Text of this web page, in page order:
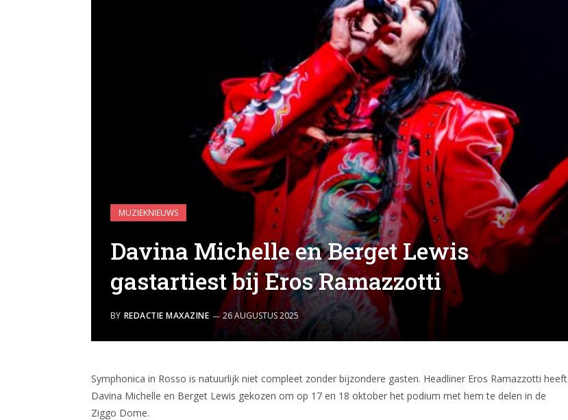
MUZIEKNIEUWS
Davina Michelle en Berget Lewis
gastartiest bij Eros Ramazzotti
BY REDACTIE MAXAZINE 26 AUGUSTUS 2025
Symphonica in Rosso is natuurlijk niet compleet zonder bijzondere gasten. Headliner Eros Ramazzotti heeft
Davina Michelle en Berget Lewis gekozen om op 17 en 18 oktober het podium met hem te delen in de
Ziggo Dome.